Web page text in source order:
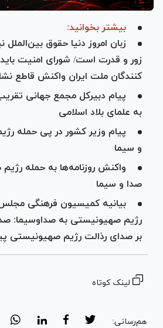
بیشتر بخوانید:
زبان امروز دنیا حقوق
زور و قدرت است/ شورای امنیت
کنندگان ملت ایران واکنش قاطع
پیام دبیرکل مجمع جهانی
به علمای بلاد اسلامی
پیام وزیر کشور در پی حمله
و سیما
واکنش روزنامه‌ها به حمله
صدا و سیما
بیانیه کمیسیون فرهنگی
رژیم صهیونیستی به صداوسیما:
بر صدای رذالت رژیم صهیونیستی
لینک کوتاه
هم‌رسانی: